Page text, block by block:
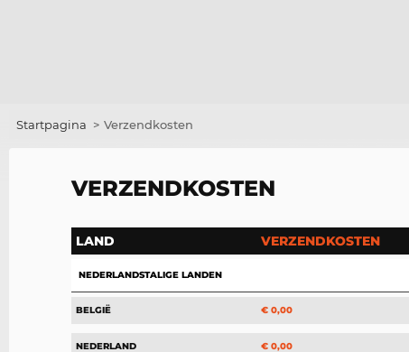
Startpagina > Verzendkosten
VERZENDKOSTEN
LAND VERZENDKOSTEN
NEDERLANDSTALIGE LANDEN
BELGIË € 0,00
NEDERLAND € 0,00